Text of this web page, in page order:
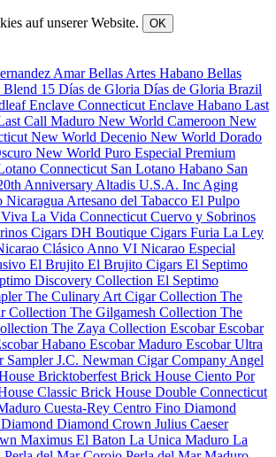
auf unserer Website. OK
AmarBellas Artes Habano Bellas
Blend 15 Días de Gloria Días de Gloria Brazil
Enclave Connecticut Enclave Habano Last
Call Maduro New World Cameroon New
New World Decenio New World Dorado
New World Puro Especial Premium
Connecticut San Lotano Habano San
Anniversary Altadis U.S.A. Inc Aging
Nicaragua Artesano del Tabacco El Pulpo
Viva La Vida Connecticut Cuervo y Sobrinos
Cigars DH Boutique Cigars Furia La Ley
Clásico Anno VI Nicarao Especial
El Brujito El Brujito Cigars El Septimo
Discovery Collection El Septimo
The Culinary Art Cigar Collection The
Collection The Gilgamesh Collection The
The Zaya Collection EscobarEscobar
Habano Escobar Maduro Escobar Ultra
SamplerJ.C. Newman Cigar Company Angel
Bricktoberfest Brick House Ciento Por
Classic Brick House Double Connecticut
Cuesta-Rey Centro Fino Diamond
Diamond Crown Julius Caeser
Maximus El Baton La Unica Maduro La